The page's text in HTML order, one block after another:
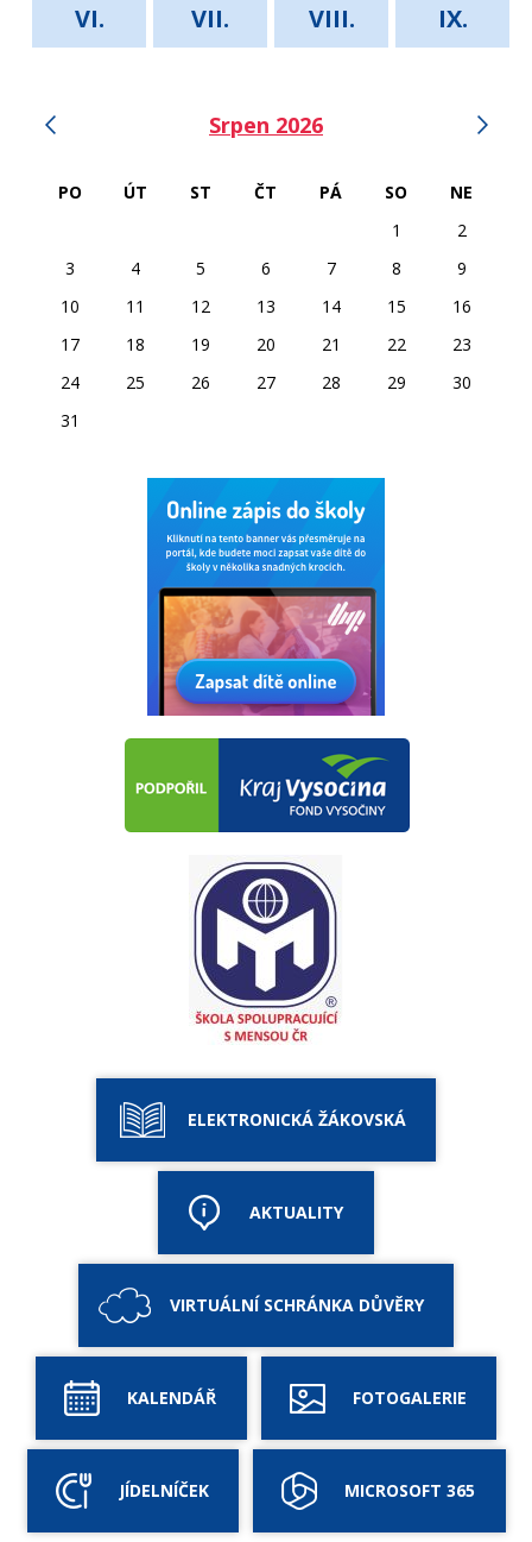
VI.
VII. VIII. IX.
Srpen 2026
PO ÚT ST ČT PÁ SO
NE
1
2
3
4 5 6 7 8
9
10
11 12 13 14 15
16
17
18 19 20 21 22
23
24
25 26 27 28 29
30
31
ELEKTRONICKÁ ŽÁKOVSKÁ
AKTUALITY
VIRTUÁLNÍ SCHRÁNKA DŮVĚRY
KALENDÁŘ FOTOGALERIE
JÍDELNÍČEK MICROSOFT 365